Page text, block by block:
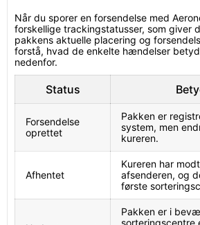
Når du sporer en forsendelse med
forskellige trackingstatusser, som giver
pakkens aktuelle placering og
forstå, hvad de enkelte hændelser
nedenfor.
Status
Forsendelse
oprettet
Pakken er
system, men
kureren.
Afhentet
Kureren har
afsenderen, og
første
Pakken er i
sorteringscentre